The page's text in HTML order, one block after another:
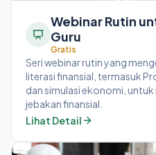
Webinar Rutin
Guru
Gratis
Seri webinar rutin yang
literasi finansial, termasuk
dan simulasi ekonomi,
jebakan finansial.
Lihat Detail